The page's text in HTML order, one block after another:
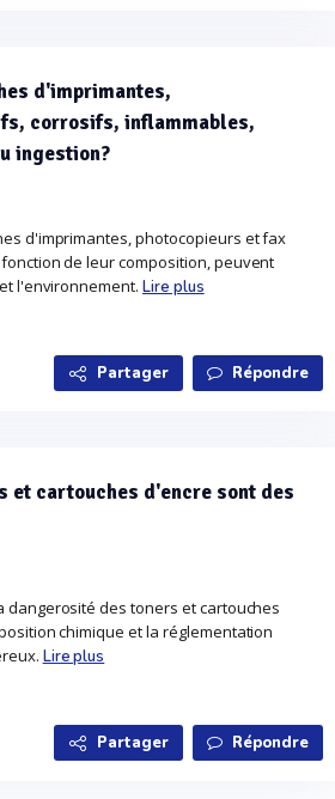
d'imprimantes,
corrosifs, inflammables,
ingestion?
d'imprimantes, photocopieurs et fax
de leur composition, peuvent
l'environnement.Lire plus
Partager Répondre
et cartouches d'encre sont des
des toners et cartouches
chimique et la réglementation
Lire plus
Partager Répondre